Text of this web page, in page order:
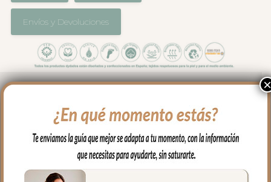
Envíos y Devoluciones
el bolso en los paseos y salidas con tu
bebé. Cambiador en tejido piqué
bordado; un piqué de algodón.
×